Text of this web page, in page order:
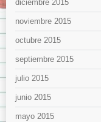
diciembre 2015
noviembre 2015
octubre 2015
septiembre 2015
julio 2015
junio 2015
mayo 2015